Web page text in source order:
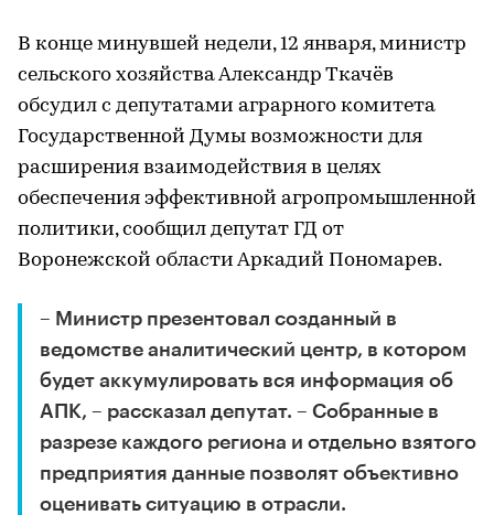
В конце минувшей недели, 12 января, министр
сельского хозяйства Александр Ткачёв
обсудил с депутатами аграрного комитета
Государственной Думы возможности для
расширения взаимодействия в целях
обеспечения эффективной агропромышленной
политики, сообщил депутат ГД от
Воронежской области Аркадий Пономарев.
– Министр презентовал созданный в
ведомстве аналитический центр, в котором
будет аккумулировать вся информация об
АПК, – рассказал депутат. – Собранные в
разрезе каждого региона и отдельно взятого
предприятия данные позволят объективно
оценивать ситуацию в отрасли.